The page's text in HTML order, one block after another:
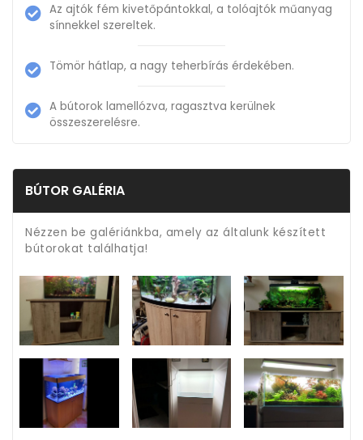
Az ajtók fém kivetőpántokkal, a tolóajtók műanyag
sínnekkel szereltek.
Tömör hátlap, a nagy teherbírás érdekében.
A bútorok lamellózva, ragasztva kerülnek
összeszerelésre.
BÚTOR GALÉRIA
Nézzen be galériánkba, amely az általunk készített
bútorokat találhatja!